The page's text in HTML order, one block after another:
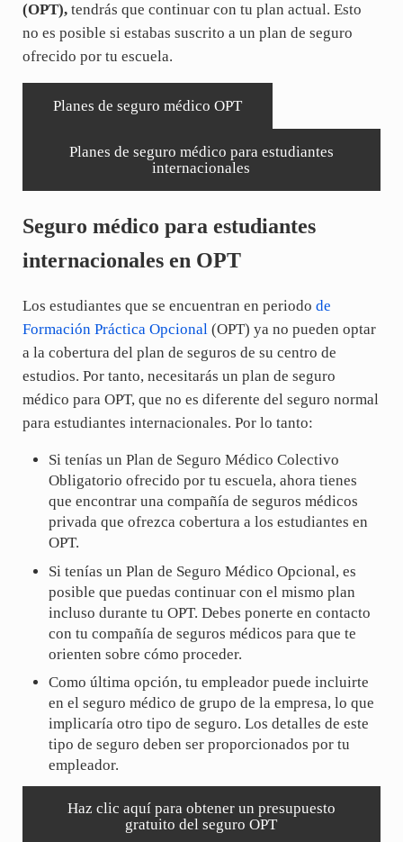
(OPT), tendrás que continuar con tu plan actual. Esto
no es posible si estabas suscrito a un plan de seguro
ofrecido por tu escuela.
Planes de seguro médico OPT
Planes de seguro médico para estudiantes
internacionales
Seguro médico para estudiantes
internacionales en OPT
Los estudiantes que se encuentran en periodo de
Formación Práctica Opcional(OPT) ya no pueden optar
a la cobertura del plan de seguros de su centro de
estudios. Por tanto, necesitarás un plan de seguro
médico para OPT, que no es diferente del seguro normal
para estudiantes internacionales. Por lo tanto:
Si tenías un Plan de Seguro Médico Colectivo
Obligatorio ofrecido por tu escuela, ahora tienes
que encontrar una compañía de seguros médicos
privada que ofrezca cobertura a los estudiantes en
OPT.
Si tenías un Plan de Seguro Médico Opcional, es
posible que puedas continuar con el mismo plan
incluso durante tu OPT. Debes ponerte en contacto
con tu compañía de seguros médicos para que te
orienten sobre cómo proceder.
Como última opción, tu empleador puede incluirte
en el seguro médico de grupo de la empresa, lo que
implicaría otro tipo de seguro. Los detalles de este
tipo de seguro deben ser proporcionados por tu
empleador.
Haz clic aquí para obtener un presupuesto
gratuito del seguro OPT